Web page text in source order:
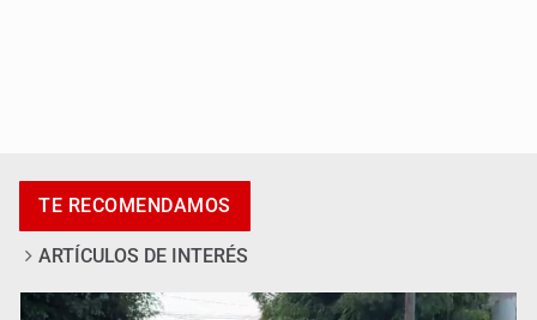
Asesinan a tres luego de dos ataques armados
TE RECOMENDAMOS
ARTÍCULOS DE INTERÉS